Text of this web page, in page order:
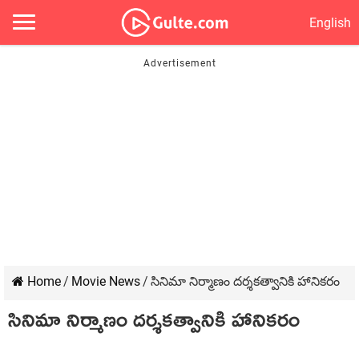
English
Home/ Movie News/ సినిమా నిర్మాణం దర్శకత్వానికి హానికరం
సినిమా నిర్మాణం దర్శకత్వానికి హానికరం